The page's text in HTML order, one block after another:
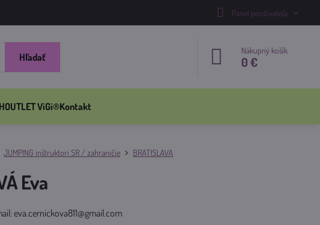
Panel používateľa
Hľadať
Nákupný košík
0 €
OUTLET ViGi®Kontakt
JUMPING inštruktori SR / zahraničie BRATISLAVA
Eva
eva.cernickova811@gmail.com